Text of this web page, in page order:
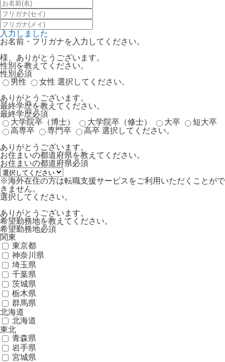
入力しました
お名前・フリガナを入力してください。
様、ありがとうございます。
性別を教えてください。
性別 必須
男性
女性 選択してください。
ありがとうございます。
最終学歴を教えてください。
最終学歴必須
大学院卒（博士）
大学院卒（修士） 大卒
短大卒
高専卒
専門卒 高卒 選択してください。
ありがとうございます。
お住まいの都道府県を教えてください。
お住まいの都道府県必須
※海外在住の方は転職支援サービスをご利用いただくことがで
きません。
選択してください。
ありがとうございます。
希望勤務地を教えてください。
希望勤務地必須
関東
東京都
神奈川県
埼玉県
千葉県
茨城県
栃木県
群馬県
北海道
北海道
東北
青森県
岩手県
宮城県